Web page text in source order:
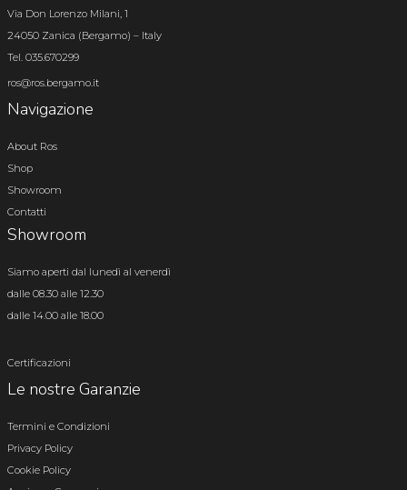
Via Don Lorenzo Milani, 1
24050 Zanica (Bergamo) – Italy
Tel. 035.670299
ros@ros.bergamo.it
Navigazione
About Ros
Shop
Showroom
Contatti
Showroom
Siamo aperti dal lunedì al venerdì
dalle 08.30 alle 12.30
dalle 14.00 alle 18.00
Certificazioni
Le nostre Garanzie
Termini e Condizioni
Privacy Policy
Cookie Policy